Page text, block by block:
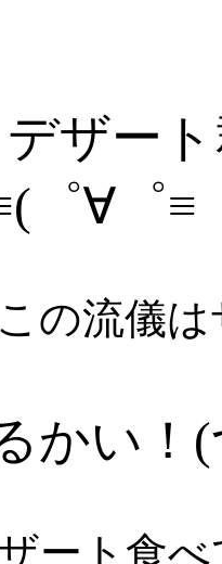
デザー
゜∀゜
の流儀
かい！
ート食